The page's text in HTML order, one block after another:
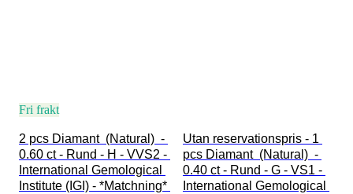
Fri frakt
2 pcs Diamant  (Natural)  -
0.60 ct - Rund - H - VVS2 -
International Gemological
Institute (IGI) - *Matchning*
Utan reservationspris - 1
pcs Diamant  (Natural)  -
0.40 ct - Rund - G - VS1 -
International Gemological